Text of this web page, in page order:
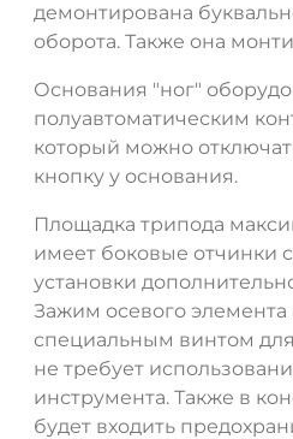
демонтирована
оборота. Также она
Основания "ног"
полуавтоматическим
который можно
кнопку у основания.
Площадка трипода
имеет боковые отчинки
установки
Зажим осевого элемента
специальным винтом
не требует
инструмента. Также в
будет входить